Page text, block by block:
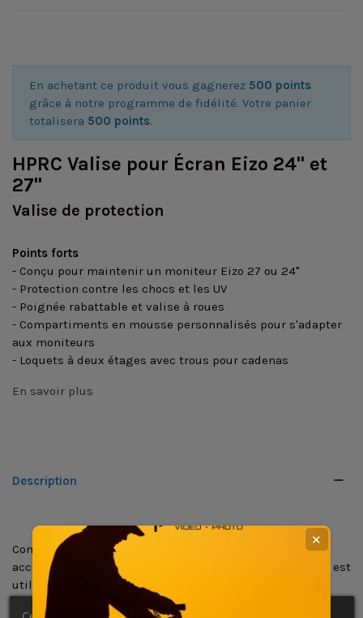
En achetant ce produit vous gagnerez 500 points
grâce à notre programme de fidélité. Votre panier
totalisera 500 points.
HPRC Valise pour Écran Eizo 24" et
27"
Valise de protection
Points forts
- Conçu pour maintenir un moniteur Eizo 27 ou 24"
- Protection contre les chocs et les UV
- Poignée rabattable et valise à roues
- Compartiments en mousse personnalisés pour s'adapter
aux moniteurs
- Loquets à deux étages avec trous pour cadenas
En savoir plus
Description
Conçu pour contenir un moniteur Eizo 24 ou 27" et ses
accessoires, la valise rigide à roulettes 4800W de HPRC est
utile pour transporter les moniteurs et autres
équipements d'u large éventail d'applications et
✕